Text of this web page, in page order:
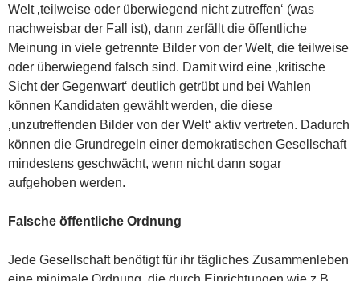
Welt ‚teilweise oder überwiegend nicht zutreffen‘ (was
nachweisbar der Fall ist), dann zerfällt die öffentliche
Meinung in viele getrennte Bilder von der Welt, die teilweise
oder überwiegend falsch sind. Damit wird eine ‚kritische
Sicht der Gegenwart‘ deutlich getrübt und bei Wahlen
können Kandidaten gewählt werden, die diese
‚unzutreffenden Bilder von der Welt‘ aktiv vertreten. Dadurch
können die Grundregeln einer demokratischen Gesellschaft
mindestens geschwächt, wenn nicht dann sogar
aufgehoben werden.
Falsche öffentliche Ordnung
Jede Gesellschaft benötigt für ihr tägliches Zusammenleben